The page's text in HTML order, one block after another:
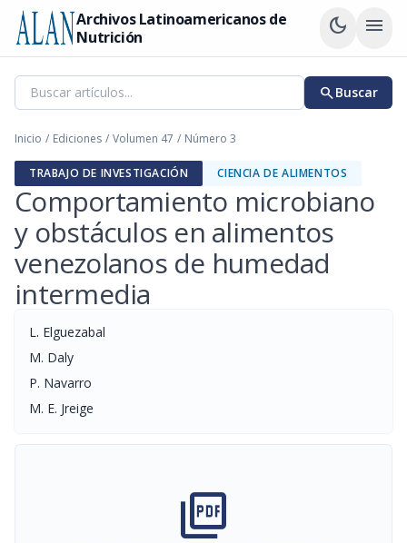
Archivos Latinoamericanos de
Nutrición
dark_mode menu
searchBuscar
Inicio / Ediciones / Volumen 47 / Número 3
TRABAJO DE INVESTIGACIÓN CIENCIA DE ALIMENTOS
Comportamiento microbiano
y obstáculos en alimentos
venezolanos de humedad
intermedia
L. Elguezabal
M. Daly
P. Navarro
M. E. Jreige
picture_as_pdf